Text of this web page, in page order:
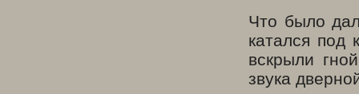
Что было
катался под
вскрыли
звука